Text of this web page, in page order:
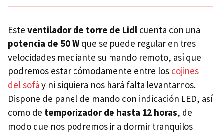
Este ventilador de torre de Lidl cuenta con una
potencia de 50 Wque se puede regular en tres
velocidades mediante su mando remoto, así que
podremos estar cómodamente entre los cojines
del sofá y ni siquiera nos hará falta levantarnos.
Dispone de panel de mando con indicación LED, así
como de temporizador de hasta 12 horas, de
modo que nos podremos ir a dormir tranquilos